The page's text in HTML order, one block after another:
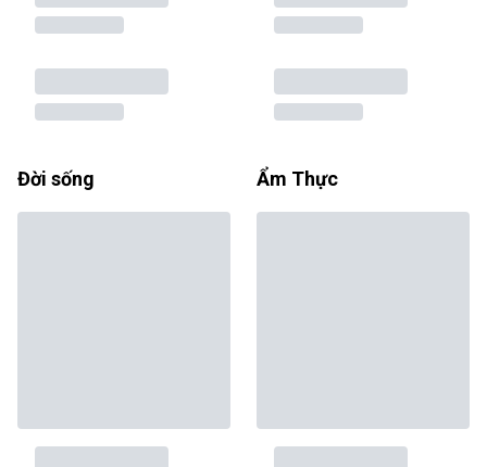
Đời sống Ẩm Thực